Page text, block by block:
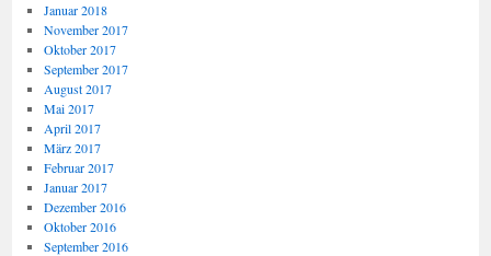
Januar 2018
November 2017
Oktober 2017
September 2017
August 2017
Mai 2017
April 2017
März 2017
Februar 2017
Januar 2017
Dezember 2016
Oktober 2016
September 2016